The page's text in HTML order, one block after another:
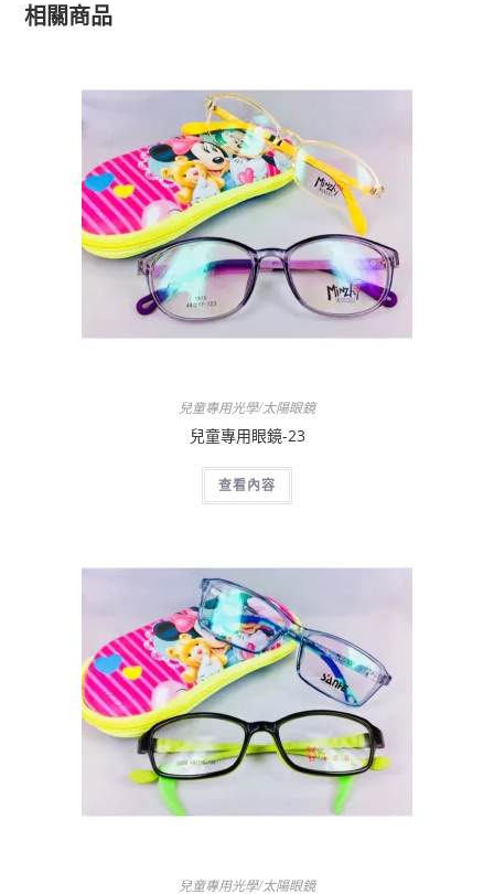
相關商品
兒童專用光學/太陽眼鏡
兒童專用眼鏡-23
查看內容
兒童專用光學/太陽眼鏡